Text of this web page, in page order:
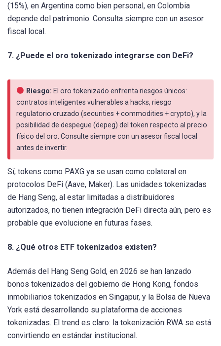
(15%), en Argentina como bien personal, en Colombia
depende del patrimonio. Consulta siempre con un asesor
fiscal local.
7. ¿Puede el oro tokenizado integrarse con DeFi?
Riesgo: El oro tokenizado enfrenta riesgos únicos:
contratos inteligentes vulnerables a hacks, riesgo
regulatorio cruzado (securities + commodities + crypto), y la
posibilidad de despegue (depeg) del token respecto al precio
físico del oro. Consulte siempre con un asesor fiscal local
antes de invertir.
Sí, tokens como PAXG ya se usan como colateral en
protocolos DeFi (Aave, Maker). Las unidades tokenizadas
de Hang Seng, al estar limitadas a distribuidores
autorizados, no tienen integración DeFi directa aún, pero es
probable que evolucione en futuras fases.
8. ¿Qué otros ETF tokenizados existen?
Además del Hang Seng Gold, en 2026 se han lanzado
bonos tokenizados del gobierno de Hong Kong, fondos
inmobiliarios tokenizados en Singapur, y la Bolsa de Nueva
York está desarrollando su plataforma de acciones
tokenizadas. El trend es claro: la tokenización RWA se está
convirtiendo en estándar institucional.